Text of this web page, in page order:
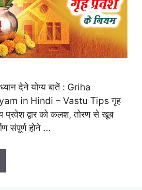
देने योग्य बातें : Griha
in Hindi – Vastu Tips गृह
द्वार को कलश, तोरण से खूब
संपूर्ण होने …